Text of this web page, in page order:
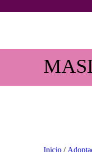
Inicio /